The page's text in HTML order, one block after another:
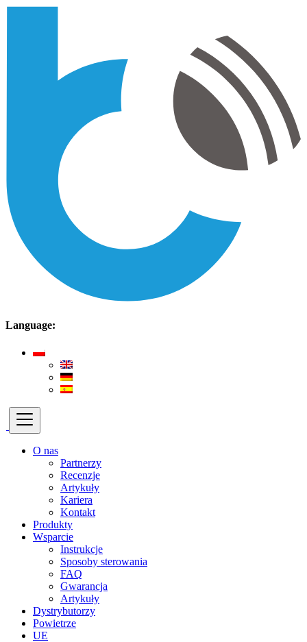
Language:
O nas
Partnerzy
Recenzje
Artykuły
Kariera
Kontakt
Produkty
Wsparcie
Instrukcje
Sposoby sterowania
FAQ
Gwarancja
Artykuły
Dystrybutorzy
Powietrze
UE